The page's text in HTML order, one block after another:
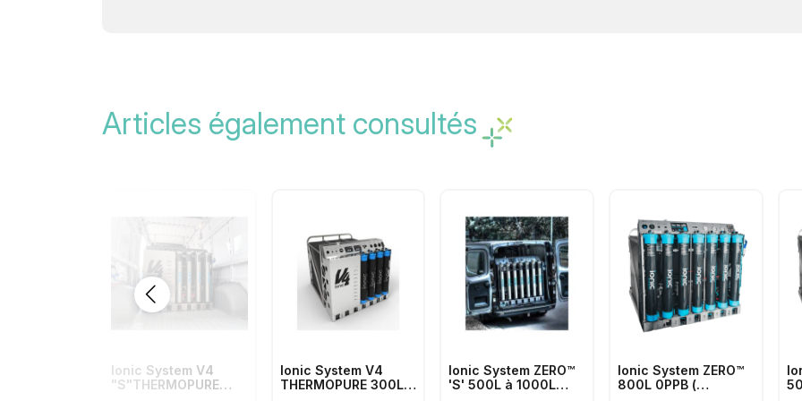
Articles également consultés
Ionic System V4
"S"THERMOPURE
Ionic System V4
THERMOPURE 300L à
Ionic System ZERO™
'S' 500L à 1000L
Ionic System ZERO™
800L 0PPB (